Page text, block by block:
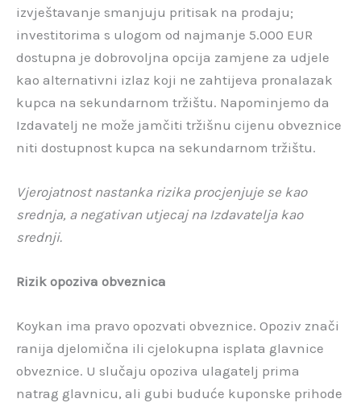
izvještavanje smanjuju pritisak na prodaju;
investitorima s ulogom od najmanje 5.000 EUR
dostupna je dobrovoljna opcija zamjene za udjele
kao alternativni izlaz koji ne zahtijeva pronalazak
kupca na sekundarnom tržištu. Napominjemo da
Izdavatelj ne može jamčiti tržišnu cijenu obveznice
niti dostupnost kupca na sekundarnom tržištu.
Vjerojatnost nastanka rizika procjenjuje se kao
srednja, a negativan utjecaj na Izdavatelja kao
srednji.
Rizik opoziva obveznica
Koykan ima pravo opozvati obveznice. Opoziv znači
ranija djelomična ili cjelokupna isplata glavnice
obveznice. U slučaju opoziva ulagatelj prima
natrag glavnicu, ali gubi buduće kuponske prihode